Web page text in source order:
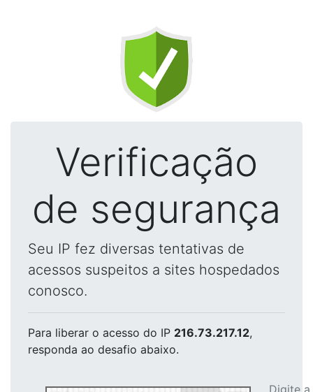
Verificação
de segurança
Seu IP fez diversas tentativas de
acessos suspeitos a sites hospedados
conosco.
Para liberar o acesso do IP 216.73.217.12,
responda ao desafio abaixo.
Digite